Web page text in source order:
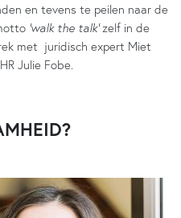
en tevens te peilen naar de
‘walk the talk’zelf in de
met juridisch expert Miet
Julie Fobe.